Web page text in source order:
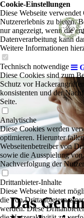
Das
Cookie-Einstellungen
Diese Webseite
Nutzererlebnis zu bieten.
nur angezeigt, wenn die
Datenverarbeitung kann
Weitere Informationen
Technisch notwendige
Diese Cookies sind zum
Schutz vor
konsistenten und der
Seite.
Analytische
Diese Cookies werden
optimieren. Hierunter
Webseitenbetreiber von
sowie die Ausspielung
Nachverfolgung der
Drittanbieter-Inhalte
Diese Webseite bietet
die von Drittanbietern
werden. Diese